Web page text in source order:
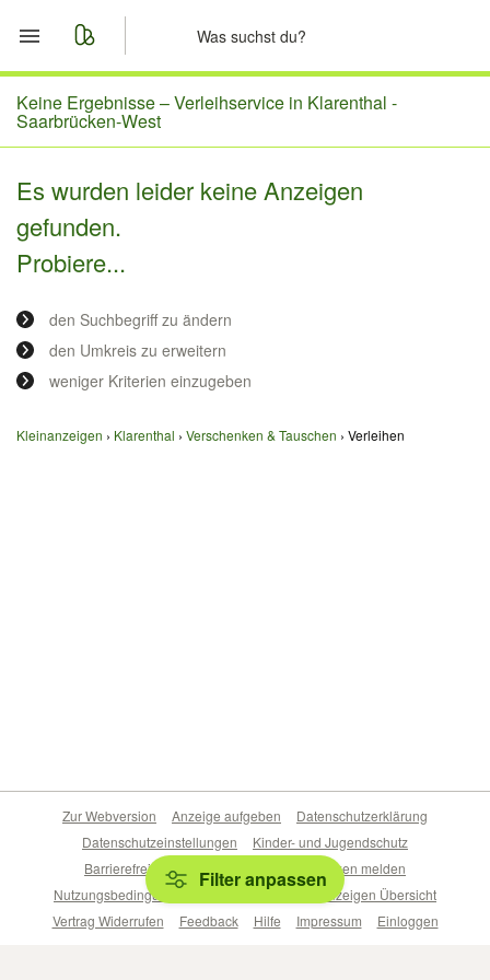
Start
Merkliste
Nachrichten
Anzeige aufgeben
Keine Ergebnisse –Verleihservice in Klarenthal -
Saarbrücken-West
Es wurden leider keine Anzeigen
gefunden.
Probiere...
den Suchbegriff zu ändern
den Umkreis zu erweitern
weniger Kriterien einzugeben
Kleinanzeigen Klarenthal Verschenken & Tauschen Verleihen
Filter anpassen
Zur Webversion Anzeige aufgeben
Datenschutzerklärung
Datenschutzeinstellungen
Kinder- und Jugendschutz
Barrierefreiheitserklärung
Sicherheitslücken melden
Nutzungsbedingungen
Beliebte Suchen
Anzeigen Übersicht
Vertrag Widerrufen
Feedback Hilfe Impressum Einloggen